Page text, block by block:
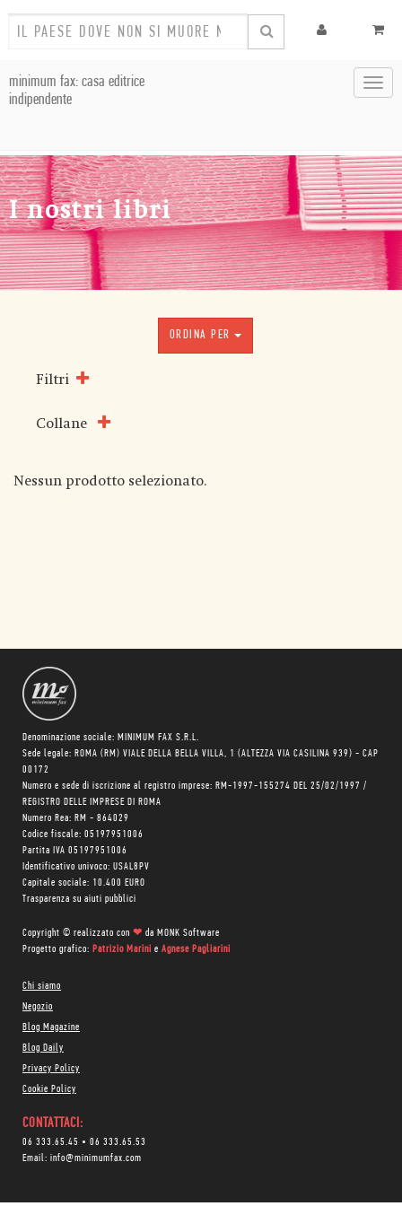
minimum fax: casa editrice
indipendente
I nostri libri
ORDINA PER
Filtri
Collane
Nessun prodotto selezionato.
Denominazione sociale: MINIMUM FAX S.R.L.
Sede legale: ROMA (RM) VIALE DELLA BELLA VILLA, 1 (ALTEZZA VIA CASILINA 939) - CAP
00172
Numero e sede di iscrizione al registro imprese: RM-1997-155274 DEL 25/02/1997 /
REGISTRO DELLE IMPRESE DI ROMA
Numero Rea: RM - 864029
Codice fiscale: 05197951006
Partita IVA 05197951006
Identificativo univoco: USAL8PV
Capitale sociale: 10.400 EURO
Trasparenza su aiuti pubblici
Copyright © realizzato con ❤ da MONK Software
Progetto grafico: Patrizio Marini e Agnese Pagliarini
Chi siamo
Negozio
Blog Magazine
Blog Daily
Privacy Policy
Cookie Policy
CONTATTACI:
06 333.65.45 • 06 333.65.53
Email: info@minimumfax.com